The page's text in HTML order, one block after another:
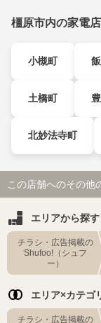
橿原市内の家電
小槻町
土橋町
北妙法寺町
この店舗へのその他
エリアから探す
チラシ・広告掲載の
Shufoo!（シュフ
ー）
エリア×カテゴ
チラシ・広告掲載の